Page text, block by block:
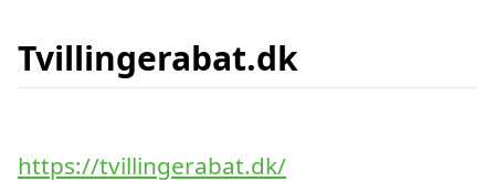
Tvillingerabat.dk
https://tvillingerabat.dk/